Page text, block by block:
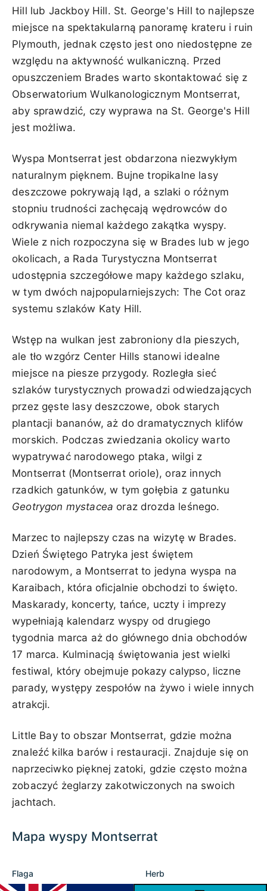
Hill lub Jackboy Hill. St. George's Hill to najlepsze
miejsce na spektakularną panoramę krateru i ruin
Plymouth, jednak często jest ono niedostępne ze
względu na aktywność wulkaniczną. Przed
opuszczeniem Brades warto skontaktować się z
Obserwatorium Wulkanologicznym Montserrat,
aby sprawdzić, czy wyprawa na St. George's Hill
jest możliwa.
Wyspa Montserrat jest obdarzona niezwykłym
naturalnym pięknem. Bujne tropikalne lasy
deszczowe pokrywają ląd, a szlaki o różnym
stopniu trudności zachęcają wędrowców do
odkrywania niemal każdego zakątka wyspy.
Wiele z nich rozpoczyna się w Brades lub w jego
okolicach, a Rada Turystyczna Montserrat
udostępnia szczegółowe mapy każdego szlaku,
w tym dwóch najpopularniejszych: The Cot oraz
systemu szlaków Katy Hill.
Wstęp na wulkan jest zabroniony dla pieszych,
ale tło wzgórz Center Hills stanowi idealne
miejsce na piesze przygody. Rozległa sieć
szlaków turystycznych prowadzi odwiedzających
przez gęste lasy deszczowe, obok starych
plantacji bananów, aż do dramatycznych klifów
morskich. Podczas zwiedzania okolicy warto
wypatrywać narodowego ptaka, wilgi z
Montserrat (Montserrat oriole), oraz innych
rzadkich gatunków, w tym gołębia z gatunku
Geotrygon mystacea oraz drozda leśnego.
Marzec to najlepszy czas na wizytę w Brades.
Dzień Świętego Patryka jest świętem
narodowym, a Montserrat to jedyna wyspa na
Karaibach, która oficjalnie obchodzi to święto.
Maskarady, koncerty, tańce, uczty i imprezy
wypełniają kalendarz wyspy od drugiego
tygodnia marca aż do głównego dnia obchodów
17 marca. Kulminacją świętowania jest wielki
festiwal, który obejmuje pokazy calypso, liczne
parady, występy zespołów na żywo i wiele innych
atrakcji.
Little Bay to obszar Montserrat, gdzie można
znaleźć kilka barów i restauracji. Znajduje się on
naprzeciwko pięknej zatoki, gdzie często można
zobaczyć żeglarzy zakotwiczonych na swoich
jachtach.
Mapa wyspy Montserrat
Flaga Herb